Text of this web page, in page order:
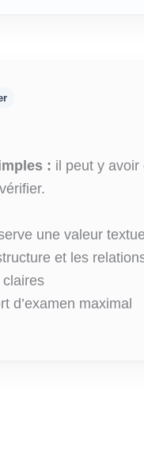
: il peut y
une valeur
et les
claires
d’examen maximal